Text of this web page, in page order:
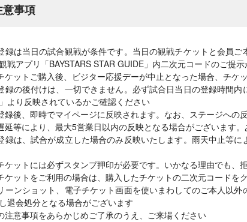
意事項
録は当日の試合観戦が条件です。当日の観戦チケットと会員
戦アプリ「BAYSTARS STAR GUIDE」内二次元コードのご提
ケットご購入後、ビジター応援デーが中止となった場合、チケ
録の後付けは、一切できません。必ず試合日当日の登録時間
より反映されているかご確認ください
録後、即時でマイページに反映されます。なお、ステージへの
延等により、最大5営業日以内の反映となる場合がございます
録は、試合が成立した場合のみ反映いたします。雨天中止等
ケットには必ずスタンプ押印が必要です。いかなる理由でも、
ケットをご利用の場合は、購入したチケットの二次元コードを
ーンショット、電子チケット画面を使いまわしてのご本人以
退会処分となる場合がございます
注意事項をあらかじめご了承のうえ、ご来場ください